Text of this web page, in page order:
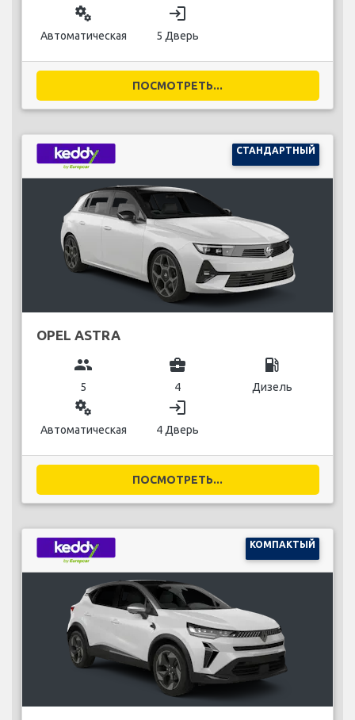
miscellaneous_services
Автоматическая
login
5 Дверь
ПОСМОТРЕТЬ...
СТАНДАРТНЫЙ
OPEL ASTRA
group
5
business_center
4
local_gas_station
Дизель
miscellaneous_services
Автоматическая
login
4 Дверь
ПОСМОТРЕТЬ...
КОМПАКТЫЙ